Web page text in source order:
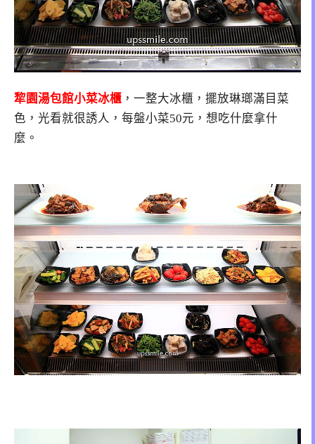
犂園湯包館小菜冰櫃 ，一整大冰櫃，擺放琳瑯滿目菜
色，光看就很誘人，每盤小菜50元，想吃什麼拿什
麼。